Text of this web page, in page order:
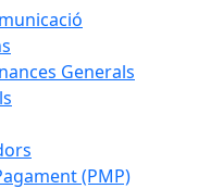
Generals
(PMP)